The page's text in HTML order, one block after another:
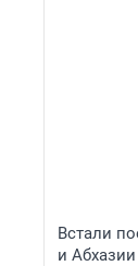
Встали
и